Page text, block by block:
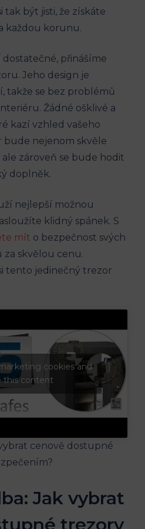
tak být jisti, že získáte
každou korunu.
přinášíme
Jeho design je
takže se bez problémů
Žádné ošklivé a
kazí vzhled vašeho
bude nejenom skvěle
zároveň se bude hodit
doplněk.
nejlepší možnou
klidný spánek. S
mít o bezpečnost svých
skvělou cenu.
tento jedinečný trezor
cookies and
this content
Jak vybrat
trezory